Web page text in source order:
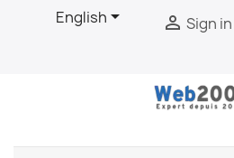
English  Sign in